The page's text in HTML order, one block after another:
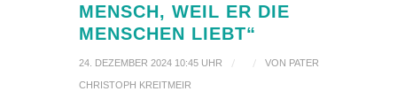
MENSCH, WEIL ER DIE
MENSCHEN LIEBT“
24. DEZEMBER 2024 10:45 UHR / / VON PATER
CHRISTOPH KREITMEIR